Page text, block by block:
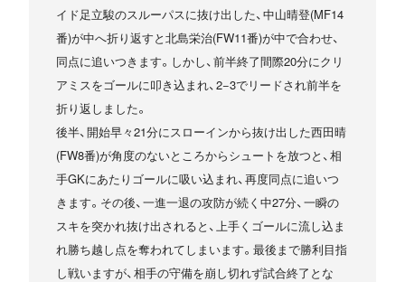
イド足立駿のスルーパスに抜け出した、中山晴登(MF14
番)が中へ折り返すと北島栄治(FW11番)が中で合わせ、
同点に追いつきます。しかし、前半終了間際20分にクリ
アミスをゴールに叩き込まれ、2−3でリードされ前半を
折り返しました。
後半、開始早々21分にスローインから抜け出した西田晴
(FW8番)が角度のないところからシュートを放つと、相
手GKにあたりゴールに吸い込まれ、再度同点に追いつ
きます。その後、一進一退の攻防が続く中27分、一瞬の
スキを突かれ抜け出されると、上手くゴールに流し込ま
れ勝ち越し点を奪われてしまいます。最後まで勝利目指
し戦いますが、相手の守備を崩し切れず試合終了とな